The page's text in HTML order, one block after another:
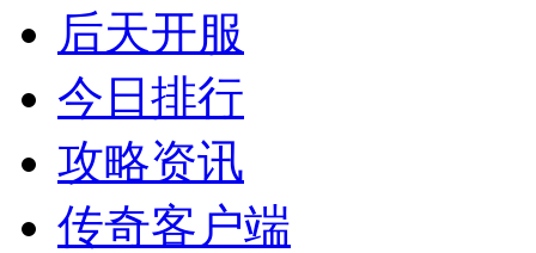
后天开服
今日排行
攻略资讯
传奇客户端